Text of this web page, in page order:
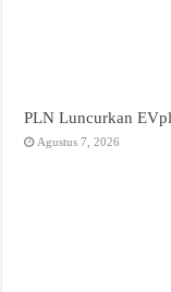
PLN Luncurkan
Agustus 7, 2026